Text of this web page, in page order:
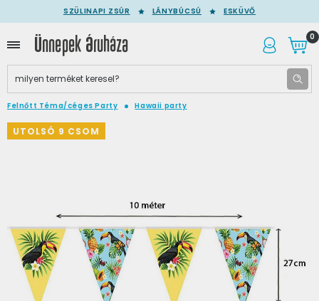
SZÜLINAPI ZSÚR LÁNYBÚCSÚ ESKÜVŐ
0
Felnőtt Téma/céges Party Hawaii party
UTOLSÓ 9 CSOM